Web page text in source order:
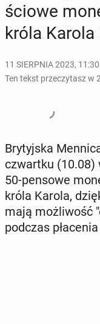
ścio­we
króla Karola
11 SIERPNIA 2023, 11:30
Ten tekst przeczytasz w
Bry­tyj­ska
czwart­ku (10.08)
50-pensowe
króla Karola,
mają moż­li­wość
podczas